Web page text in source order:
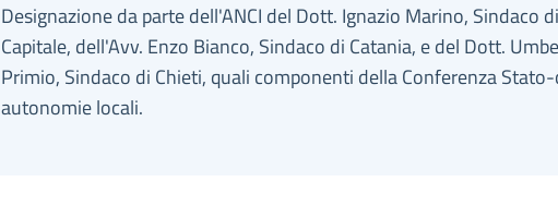
Designazione da parte dell'ANCI del Dott. Ignazio Marino, Sindaco
Capitale, dell'Avv. Enzo Bianco, Sindaco di Catania, e del Dott.
Primio, Sindaco di Chieti, quali componenti della Conferenza
autonomie locali.